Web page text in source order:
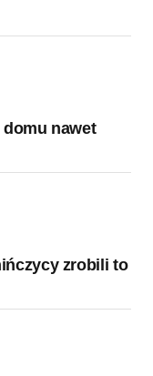
domu nawet
zrobili to